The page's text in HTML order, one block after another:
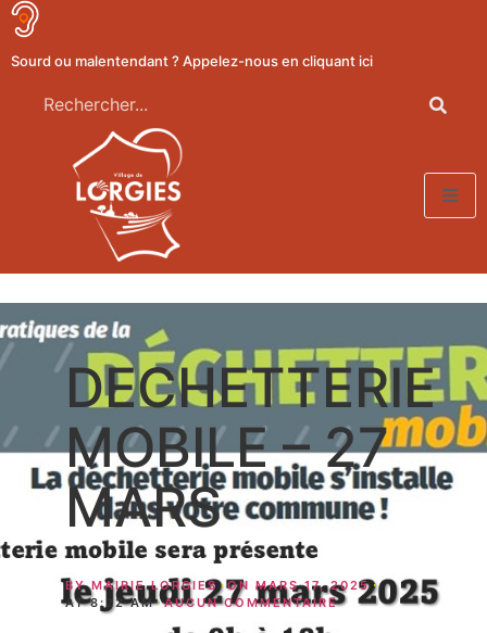
Sourd ou malentendant ? Appelez-nous en cliquant ici
DECHETTERIE
MOBILE – 27
MARS
BYMAIRIE LORGIES ON MARS 17, 2025
AT 8:22 AM AUCUN COMMENTAIRE